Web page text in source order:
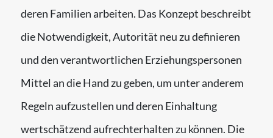
deren Familien arbeiten. Das Konzept beschreibt
die Notwendigkeit, Autorität neu zu definieren
und den verantwortlichen Erziehungspersonen
Mittel an die Hand zu geben, um unter anderem
Regeln aufzustellen und deren Einhaltung
wertschätzend aufrechterhalten zu können. Die